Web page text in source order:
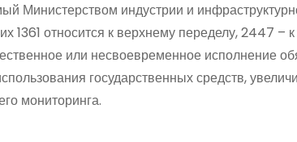
Министерством индустрии и
1361 относится к верхнему переделу, 2447 –
или несвоевременное исполнение
государственных средств,
мониторинга.